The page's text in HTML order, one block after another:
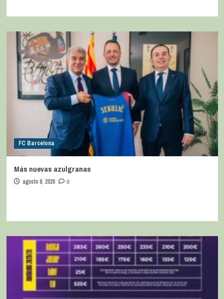
FC Barcelona
Más nuevas azulgranas
agosto 8, 2026 0